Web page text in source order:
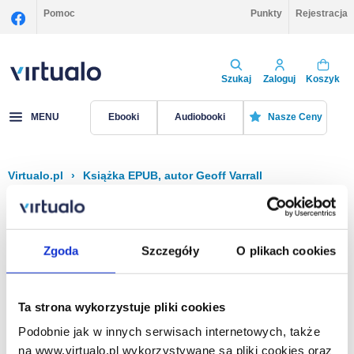
Zgoda Szczegóły O plikach cookies
Ta strona wykorzystuje pliki cookies
Podobnie jak w innych serwisach internetowych, także
na www.virtualo.pl wykorzystywane są pliki cookies oraz
Pomoc Punkty Rejestracja
Szukaj Zaloguj Koszyk
MENU Ebooki Audiobooki Nasze Ceny
Virtualo.pl › Książka EPUB, autor Geoff Varrall
Filtruj Sortuj
Na stronie